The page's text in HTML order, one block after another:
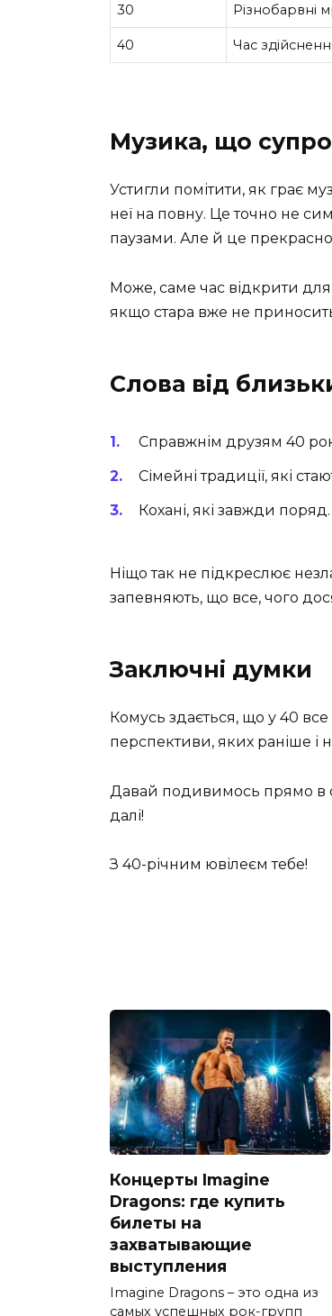
30 Різнобарвні
40 Час
Музика, що
Устигли помітити, як грає
неї на повну. Це точно не
паузами. Але й це
Може, саме час відкрити
якщо стара вже не
Слова від
Справжнім друзям 40
Сімейні традиції, які
Кохані, які завжди поряд.
Ніщо так не підкреслює
запевняють, що все, чого
Заключні думки
Комусь здається, що у 40
перспективи, яких раніше і
Давай подивимось прямо в
далі!
З 40-річним ювілеєм тебе!
Концерты Imagine
Dragons: где купить
билеты на
захватывающие
выступления
Imagine Dragons – это одна из
самых успешных рок-групп